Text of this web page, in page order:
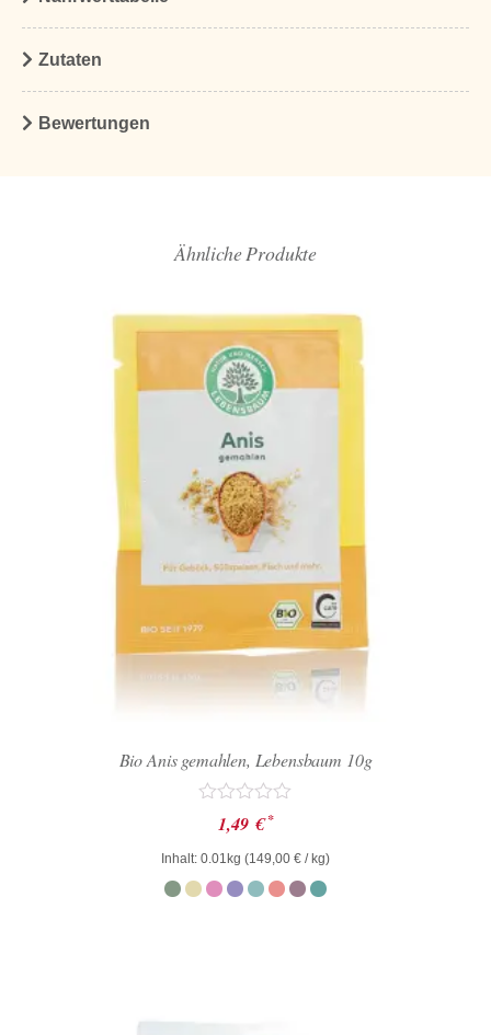
Zutaten
Bewertungen
Ähnliche Produkte
Bio Anis gemahlen, Lebensbaum 10g
Bewertet
mit
0
von
5
1,49 € *
Inhalt: 0.01kg (149,00 € / kg)